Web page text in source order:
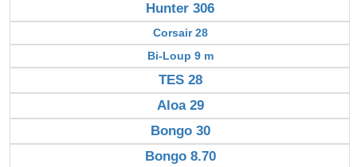
Hunter 306
Corsair 28
Bi-Loup 9 m
TES 28
Aloa 29
Bongo 30
Bongo 8.70